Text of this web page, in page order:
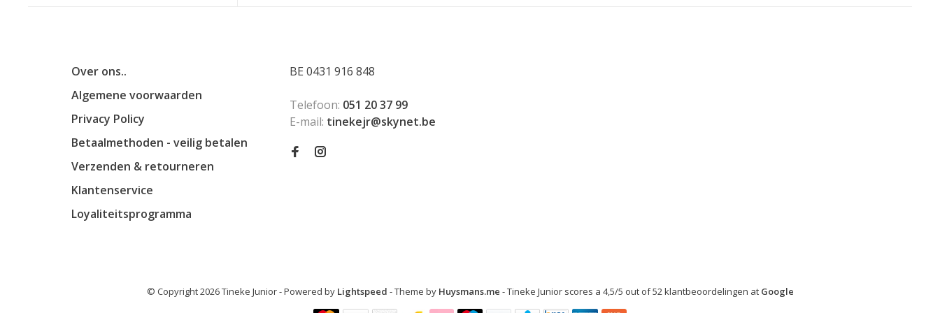
Over ons..
Algemene voorwaarden
Privacy Policy
Betaalmethoden - veilig betalen
Verzenden & retourneren
Klantenservice
Loyaliteitsprogramma
BE 0431 916 848
Telefoon: 051 20 37 99
E-mail: tinekejr@skynet.be
© Copyright 2026 Tineke Junior- Powered by Lightspeed - Theme by Huysmans.me -Tineke Junior scores a 4,5/5 out of52klantbeoordelingen at Google